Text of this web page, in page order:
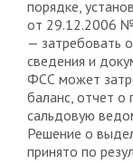
порядке,
от 29.12.2006
— затребовать
сведения и
ФСС может
баланс, отчет о
сальдовую
Решение о
принято по